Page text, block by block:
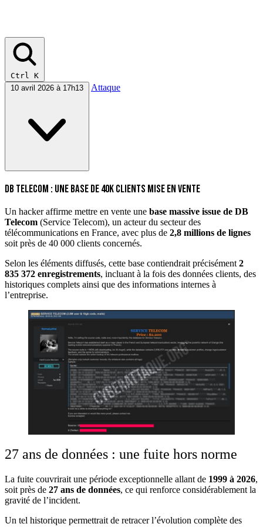
Ctrl K
10 avril 2026 à 17h13
Attaque
DB Telecom : une base de 40k clients mise en vente
Un hacker affirme mettre en vente une base massive issue de DB
Telecom (Service Telecom), un acteur du secteur des
télécommunications en France, avec plus de 2,8 millions de lignes
soit près de 40 000 clients concernés.
Selon les éléments diffusés, cette base contiendrait précisément2
835 372 enregistrements, incluant à la fois des données clients, des
historiques complets ainsi que des informations internes à
l’entreprise.
27 ans de données : une fuite hors norme
La fuite couvrirait une période exceptionnelle allant de 1999 à 2026,
soit près de 27 ans de données, ce qui renforce considérablement la
gravité de l’incident.
Un tel historique permettrait de retracer l’évolution complète des